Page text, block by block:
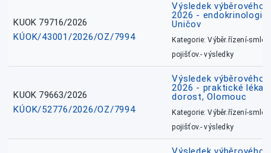
KUOK 79716/2026
KÚOK/43001/2026/OZ/7994
Výsledek výběrového
2026 - endokrinologie
Uničov
Kategorie: Výběr.řízení-
pojišťov.- výsledky
KUOK 79663/2026
KÚOK/52776/2026/OZ/7994
Výsledek výběrového
2026 - praktické
dorost, Olomouc
Kategorie: Výběr.řízení-
pojišťov.- výsledky